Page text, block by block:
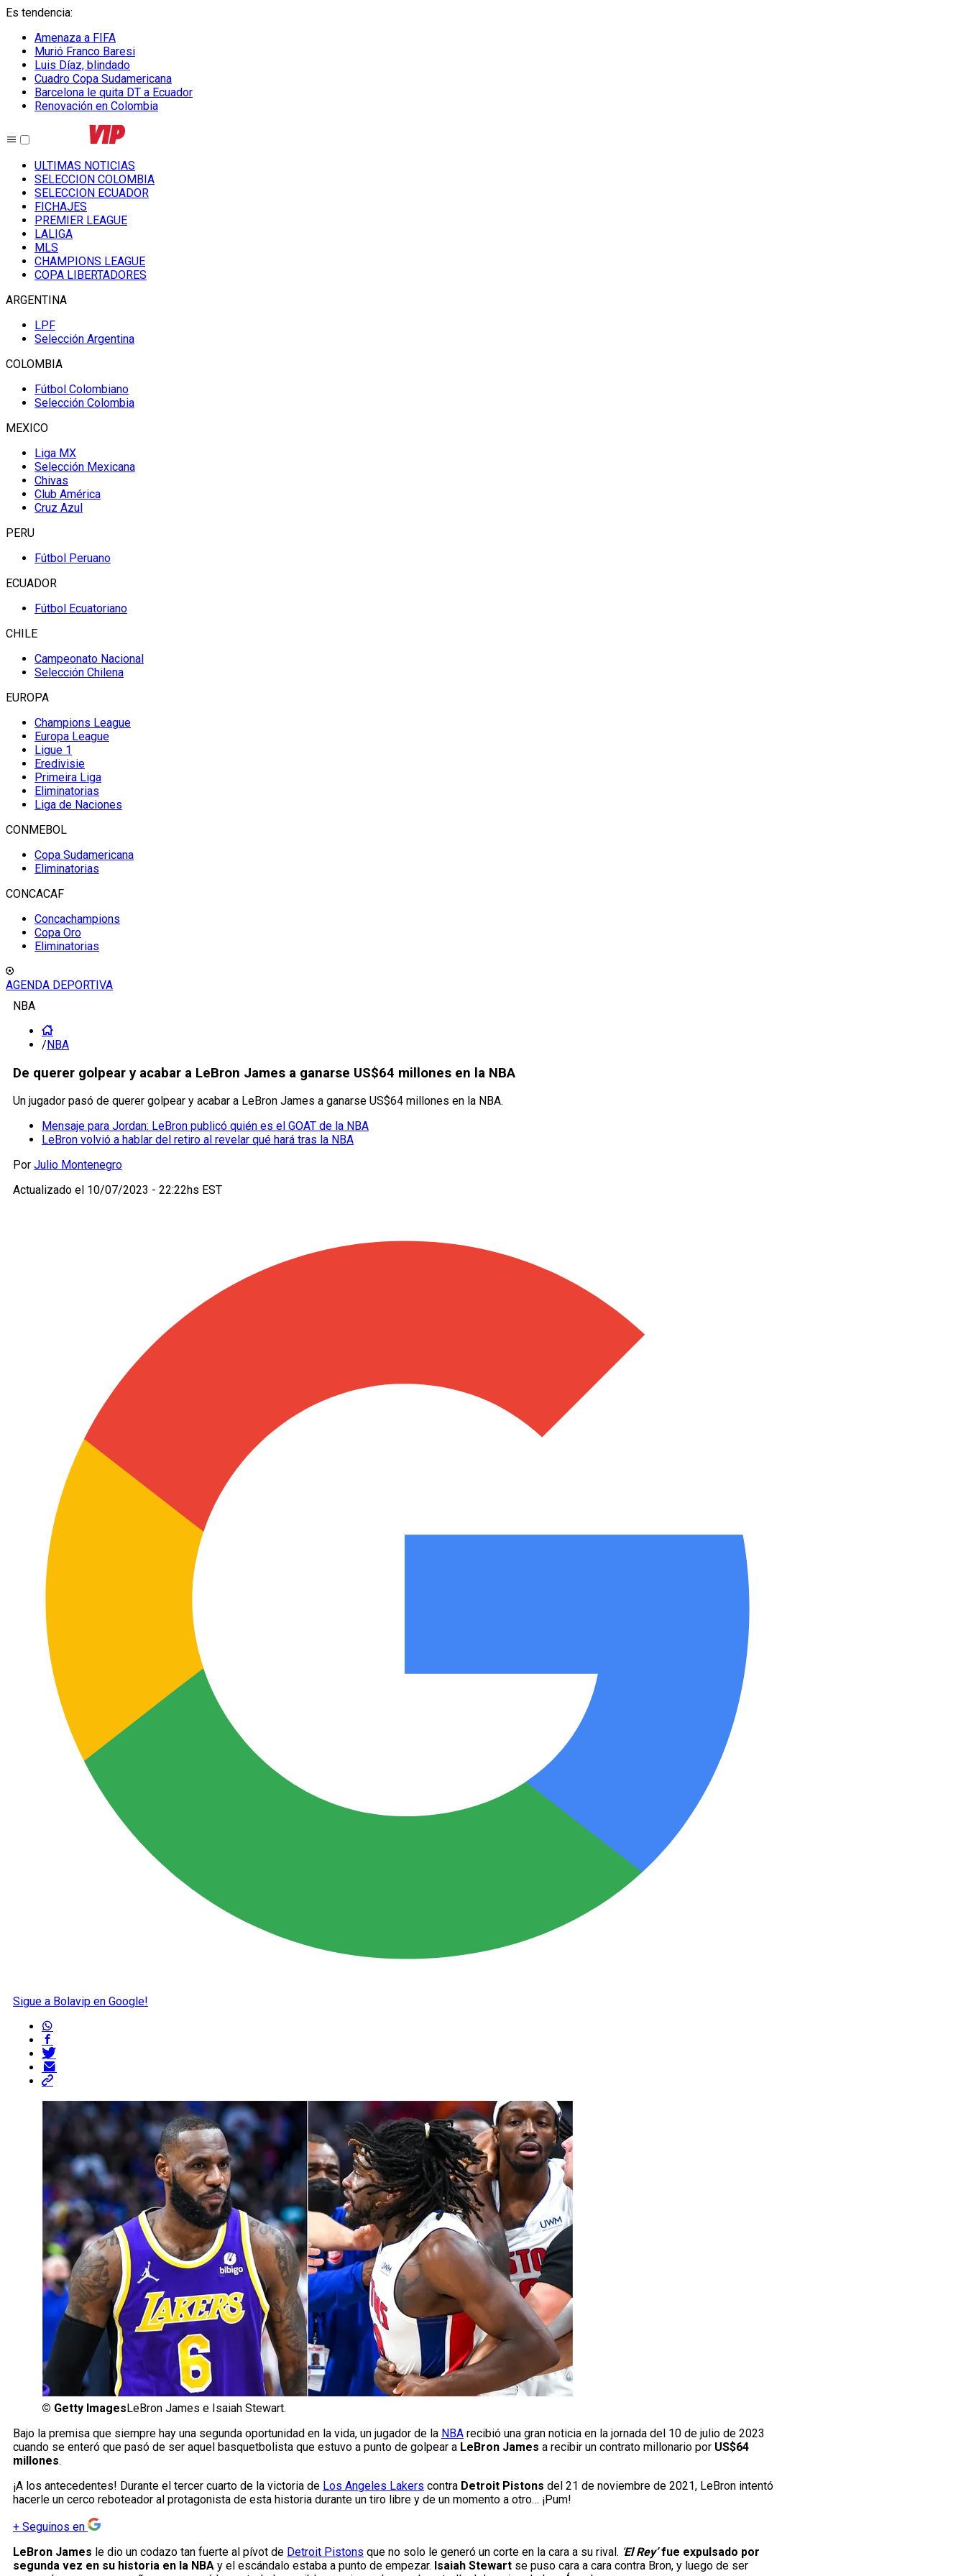
Es tendencia:
Amenaza a FIFA
Murió Franco Baresi
Luis Díaz, blindado
Cuadro Copa Sudamericana
Barcelona le quita DT a Ecuador
Renovación en Colombia
ULTIMAS NOTICIAS
SELECCION COLOMBIA
SELECCION ECUADOR
FICHAJES
PREMIER LEAGUE
LALIGA
MLS
CHAMPIONS LEAGUE
COPA LIBERTADORES
ARGENTINA
LPF
Selección Argentina
COLOMBIA
Fútbol Colombiano
Selección Colombia
MEXICO
Liga MX
Selección Mexicana
Chivas
Club América
Cruz Azul
PERU
Fútbol Peruano
ECUADOR
Fútbol Ecuatoriano
CHILE
Campeonato Nacional
Selección Chilena
EUROPA
Champions League
Europa League
Ligue 1
Eredivisie
Primeira Liga
Eliminatorias
Liga de Naciones
CONMEBOL
Copa Sudamericana
Eliminatorias
CONCACAF
Concachampions
Copa Oro
Eliminatorias
AGENDA DEPORTIVA
NBA
/NBA
De querer golpear y acabar a LeBron James a ganarse US$64 millones en la NBA
Un jugador pasó de querer golpear y acabar a LeBron James a ganarse US$64 millones en la NBA.
Mensaje para Jordan: LeBron publicó quién es el GOAT de la NBA
LeBron volvió a hablar del retiro al revelar qué hará tras la NBA
Por Julio Montenegro
Actualizado el 10/07/2023 - 22:22hs EST
Sigue a Bolavip en Google!
© Getty Images LeBron James e Isaiah Stewart.
Bajo la premisa que siempre hay una segunda oportunidad en la vida, un jugador de la NBA recibió una gran noticia en la jornada del 10 de julio de 2023
cuando se enteró que pasó de ser aquel basquetbolista que estuvo a punto de golpear a LeBron James a recibir un contrato millonario por US$64
millones.
¡A los antecedentes! Durante el tercer cuarto de la victoria de Los Angeles Lakers contra Detroit Pistons del 21 de noviembre de 2021, LeBron intentó
hacerle un cerco reboteador al protagonista de esta historia durante un tiro libre y de un momento a otro… ¡Pum!
+ Seguinos en
LeBron James le dio un codazo tan fuerte al pívot de Detroit Pistons que no solo le generó un corte en la cara a su rival. El Rey’fue expulsado por
segunda vez en su historia en la NBA y el escándalo estaba a punto de empezar. Isaiah Stewart se puso cara a cara contra Bron, y luego de ser